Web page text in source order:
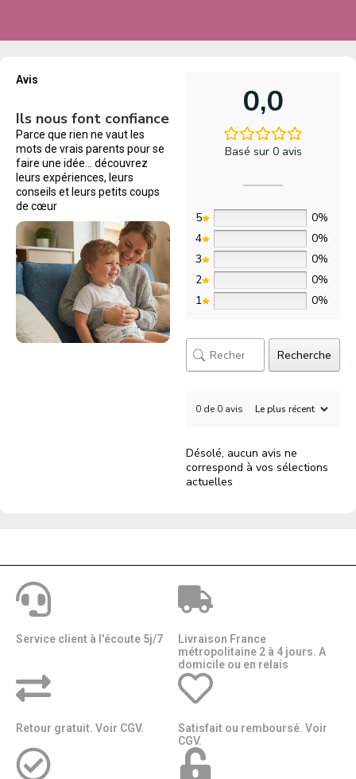
Avis
Ils nous font confiance
Parce que rien ne vaut les
mots de vrais parents pour se
faire une idée… découvrez
leurs expériences, leurs
conseils et leurs petits coups
de cœur
0,0
Basé sur 0 avis
5
0%
4
0%
3
0%
2
0%
1
0%
Recherche
0 de 0 avis
Désolé, aucun avis ne
correspond à vos sélections
actuelles
Service client à l'écoute 5j/7
Livraison France
métropolitaine 2 à 4 jours. A
domicile ou en relais​​
Retour gratuit. Voir CGV.
Satisfait ou remboursé. Voir
CGV.